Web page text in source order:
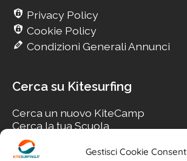
Gestisci Cookie Consent
Privacy Policy
Cookie Policy
Condizioni Generali Annunci
Cerca su Kitesurfing
Cerca un nuovo KiteCamp
Cerca la tua Scuola
Cerca il tuo KiteSpot
Cerca Accommodation